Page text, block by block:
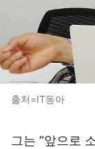
출처=IT동아
그는 “앞으로